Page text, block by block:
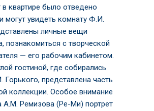
квартире было отведено
могут увидеть комнату Ф.И.
личные вещи
познакомиться с творческой
— его рабочим кабинетом.
гостиной, где собирались
Горького, представлена часть
коллекции. Особое внимание
А.М. Ремизова (Ре-Ми) портрет